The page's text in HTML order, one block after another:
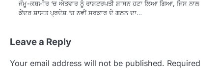
ਜੰਮੂ-ਕਸ਼ਮੀਰ ‘ਚ ਐਤਵਾਰ ਨੂੰ ਰਾਸ਼ਟਰਪਤੀ ਸ਼ਾਸਨ ਹਟਾ ਲਿਆ ਗਿਆ, ਜਿਸ ਨਾਲ
ਕੇਂਦਰ ਸ਼ਾਸਤ ਪ੍ਰਦੇਸ਼ ‘ਚ ਨਵੀਂ ਸਰਕਾਰ ਦੇ ਗਠਨ ਦਾ…
Leave a Reply
Your email address will not be published. Required